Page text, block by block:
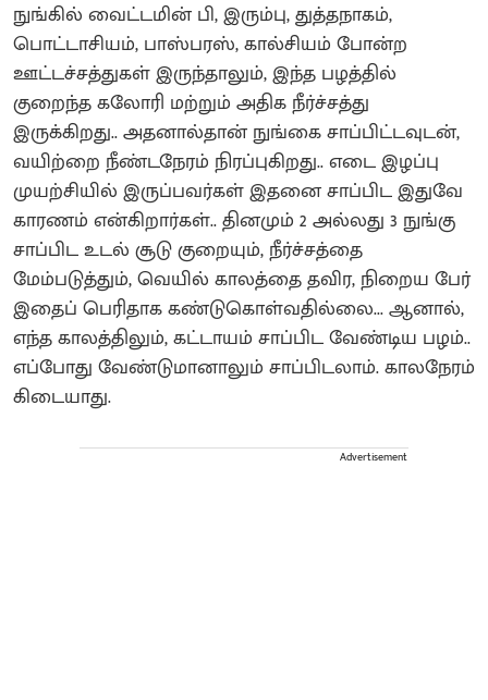
நுங்கில் வைட்டமின் பி, இரும்பு, துத்தநாகம்,
பொட்டாசியம், பாஸ்பரஸ், கால்சியம் போன்ற
ஊட்டச்சத்துகள் இருந்தாலும், இந்த பழத்தில்
குறைந்த கலோரி மற்றும் அதிக நீர்ச்சத்து
இருக்கிறது.. அதனால்தான் நுங்கை சாப்பிட்டவுடன்,
வயிற்றை நீண்டநேரம் நிரப்புகிறது.. எடை இழப்பு
முயற்சியில் இருப்பவர்கள் இதனை சாப்பிட இதுவே
காரணம் என்கிறார்கள்.. தினமும் 2 அல்லது 3 நுங்கு
சாப்பிட உடல் சூடு குறையும், நீர்ச்சத்தை
மேம்படுத்தும், வெயில் காலத்தை தவிர, நிறைய பேர்
இதைப் பெரிதாக கண்டுகொள்வதில்லை... ஆனால்,
எந்த காலத்திலும், கட்டாயம் சாப்பிட வேண்டிய பழம்..
எப்போது வேண்டுமானாலும் சாப்பிடலாம். காலநேரம்
கிடையாது.
Advertisement